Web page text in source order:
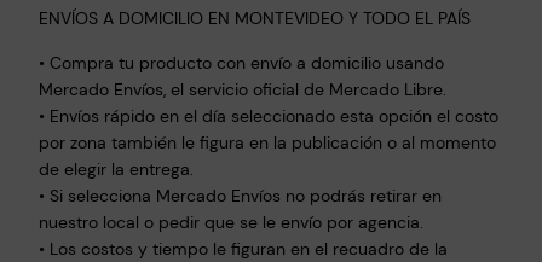
I
f
l
d
a
P
l
ENVÍOS A DOMICILIO EN MONTEVIDEO Y TODO EL PAÍS
• Compra tu producto con envío a domicilio usando
Mercado Envíos, el servicio oficial de Mercado Libre.
• Envíos rápido en el día seleccionado esta opción el costo
por zona también le figura en la publicación o al momento
de elegir la entrega.
• Si selecciona Mercado Envíos no podrás retirar en
nuestro local o pedir que se le envío por agencia.
• Los costos y tiempo le figuran en el recuadro de la